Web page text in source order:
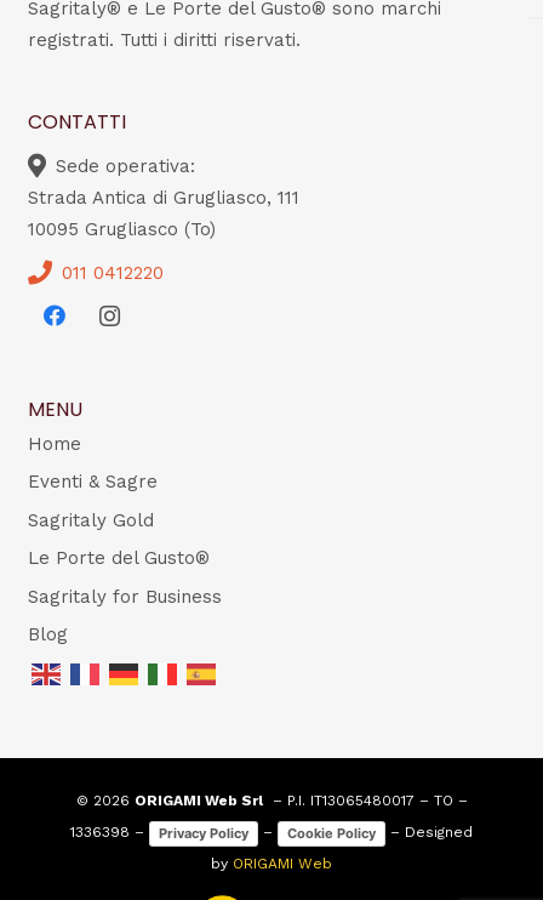
Sagritaly® e Le Porte del Gusto® sono marchi
registrati. Tutti i diritti riservati.
CONTATTI
Sede operativa:
Strada Antica di Grugliasco, 111
10095 Grugliasco (To)
011 0412220
MENU
Home
Eventi & Sagre
Sagritaly Gold
Le Porte del Gusto®
Sagritaly for Business
Blog
© 2026 ORIGAMI Web Srl– P.I. IT13065480017 – TO –
1336398 –
Privacy Policy – Cookie Policy
– Designed
by ORIGAMI Web